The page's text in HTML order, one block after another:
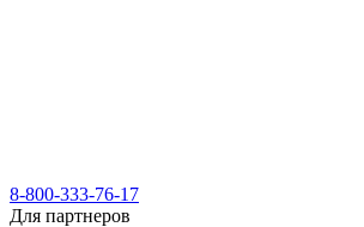
8-800-333-76-17
Для партнеров